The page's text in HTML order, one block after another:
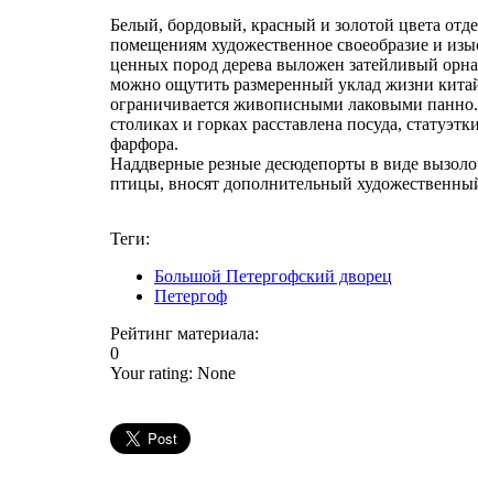
Белый, бордовый, красный и золотой цвета
помещениям художественное своеобразие и
ценных пород дерева выложен затейливый
можно ощутить размеренный уклад жизни
ограничивается живописными лаковыми
столиках и горках расставлена посуда,
фарфора.
Наддверные резные десюдепорты в виде
птицы, вносят дополнительный
Теги:
Большой Петергофский дворец
Петергоф
Рейтинг материала:
0
Your rating: None